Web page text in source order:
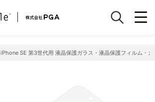
iPhone SE 第3世代用 液晶保護ガラス・液晶保護フィルム・